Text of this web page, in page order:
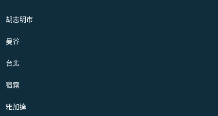
胡志明市
曼谷
台北
宿霧
雅加達